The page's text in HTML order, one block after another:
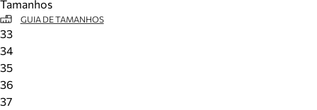
Tamanhos
GUIA DE TAMANHOS
33
34
35
36
37